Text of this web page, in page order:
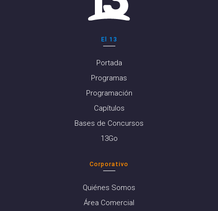
El 13
Portada
Programas
Programación
Capítulos
Bases de Concursos
13Go
Corporativo
Quiénes Somos
Área Comercial